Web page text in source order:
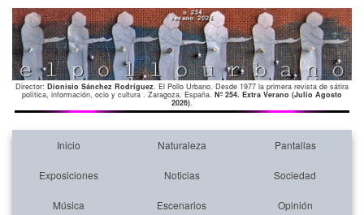
Director: Dionisio Sánchez Rodríguez. El Pollo Urbano. Desde 1977 la primera revista de sátira
política, información, ocio y cultura . Zaragoza. España. Nº 254. Extra Verano (Julio Agosto
2026).
Inicio Naturaleza Pantallas
Exposiciones Noticias Sociedad
Música Escenarios Opinión